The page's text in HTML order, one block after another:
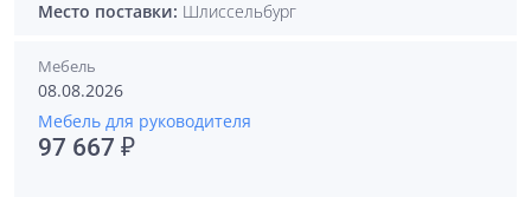
Место поставки: Шлиссельбург
Мебель
08.08.2026
Мебель для руководителя
97 667 ₽